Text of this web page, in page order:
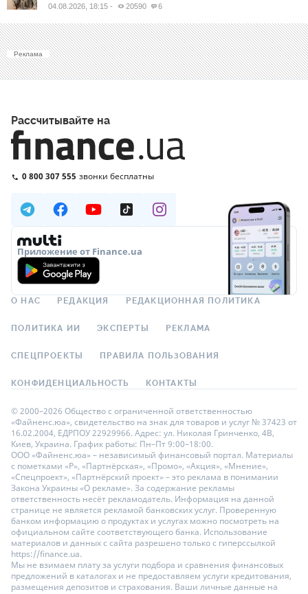
04.08.2026, 18:15 - 20590 6
Реклама
Рассчитывайте на
0 800 307 555 звонки бесплатны
Приложение от Finance.ua
О НАС РЕДАКЦИЯ РЕДАКЦИОННАЯ ПОЛИТИКА
ПОЛИТИКА ИИ ЭКСПЕРТЫ РЕКЛАМА
СПЕЦПРОЕКТЫ ПРАВИЛА ПОЛЬЗОВАНИЯ
КОНФИДЕНЦИАЛЬНОСТЬ КОНТАКТЫ
© 2000–2026 Общество с ограниченной ответственностью
«Файненс.юа», свидетельство на знак для товаров и услуг № 37423 от
16.02.2004, ЕДРПОУ 22929966. Адрес: ул. Николая Гринченко, 4В,
Киев, Украина. График работы: Пн–Пт 9:00–18:00.
ООО «Файненс.юа» – независимый финансовый портал. Материалы
с пометками «Р», «Партнёрская», «Промо», «Акция», «Мнение»,
«Спецпроект», «Партнёрский проект» – это реклама в понимании
Закона Украины «О рекламе». За содержание рекламы
ответственность несёт рекламодатель. Информация на данной
странице не является рекламой банковских услуг. Проверенную
банком информацию о продуктах и услугах можно посмотреть на
официальном сайте соответствующего банка. Использование
материалов и данных с сайта разрешено только с гиперссылкой
https://finance.ua.
Мы не взимаем плату за услуги подбора и сравнения финансовых
предложений в каталогах и не предоставляем услуги кредитования,
размещения депозитов и страхования. Ваши личные данные на